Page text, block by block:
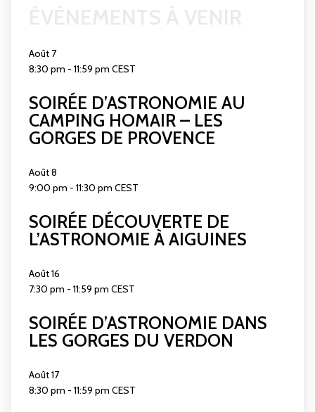
Août 7
8:30 pm - 11:59 pm CEST
SOIRÉE D’ASTRONOMIE AU
CAMPING HOMAIR – LES
GORGES DE PROVENCE
Août8
9:00 pm - 11:30 pm CEST
SOIRÉE DÉCOUVERTE DE
L’ASTRONOMIE À AIGUINES
Août16
7:30 pm - 11:59 pm CEST
SOIRÉE D’ASTRONOMIE DANS
LES GORGES DU VERDON
Août17
8:30 pm - 11:59 pm CEST